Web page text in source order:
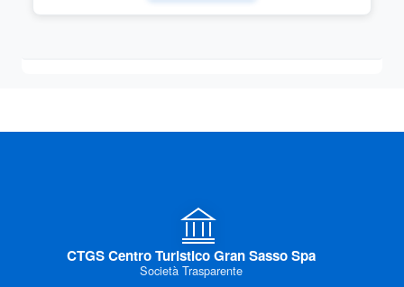
CTGS Centro Turistico Gran Sasso Spa
Società Trasparente